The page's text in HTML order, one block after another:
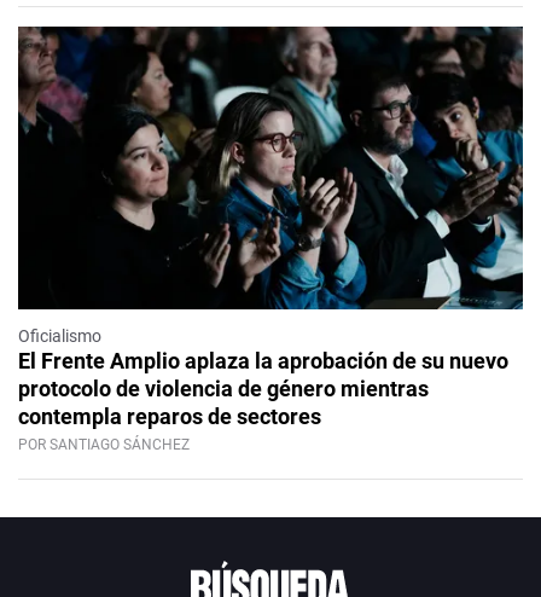
Oficialismo
El Frente Amplio aplaza la aprobación de su nuevo
protocolo de violencia de género mientras
contempla reparos de sectores
POR SANTIAGO SÁNCHEZ